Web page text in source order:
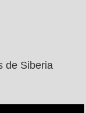
de Siberia